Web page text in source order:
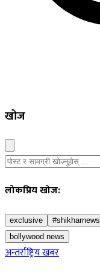
खोज
लोकप्रिय खोज:
exclusive #shikharnews
bollywood news
अन्तर्राष्ट्रिय खबर